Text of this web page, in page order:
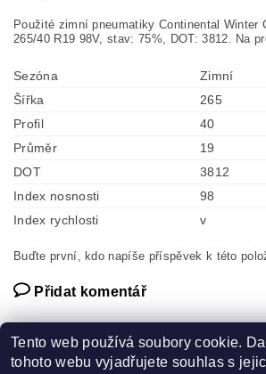
Použité zimní pneumatiky Continental Winter
265/40 R19 98V, stav: 75%, DOT: 3812. Na
Sezóna
Zimní
Šířka
265
Profil
40
Průměr
19
DOT
3812
Index nosnosti
98
Index rychlosti
v
Buďte první, kdo napíše příspěvek k této
Přidat komentář
Tento web používá soubory cookie.
tohoto webu vyjadřujete souhlas s